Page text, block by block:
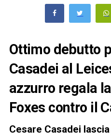
Ottimo debutto
Casadei al
azzurro regala
Foxes contro il
Cesare Casadei